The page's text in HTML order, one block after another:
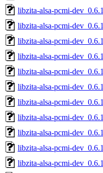
libzita-alsa-pcmi-
libzita-alsa-pcmi-
libzita-alsa-pcmi-
libzita-alsa-pcmi-
libzita-alsa-pcmi-
libzita-alsa-pcmi-
libzita-alsa-pcmi-
libzita-alsa-pcmi-
libzita-alsa-pcmi-
libzita-alsa-pcmi-
libzita-alsa-pcmi-